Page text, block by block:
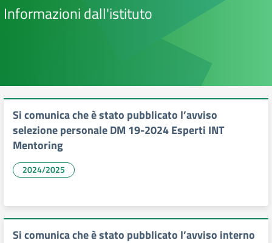
Informazioni dall'istituto
Si comunica che è stato pubblicato l’avviso
selezione personale DM 19-2024 Esperti INT
Mentoring
2024/2025
Si comunica che è stato pubblicato l’avviso interno